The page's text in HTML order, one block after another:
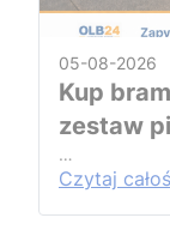
05-08-2026
Kup
zestaw
…
Czytaj